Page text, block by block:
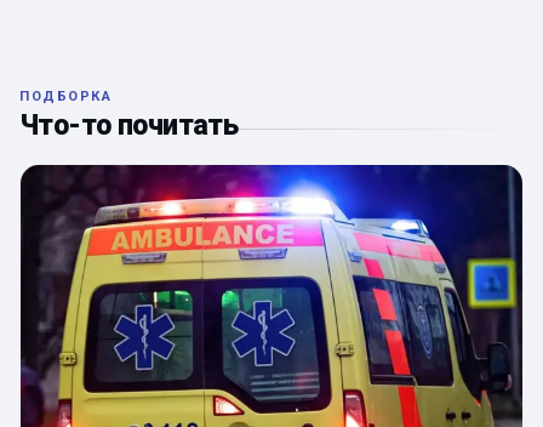
ПОДБОРКА
Что-то почитать